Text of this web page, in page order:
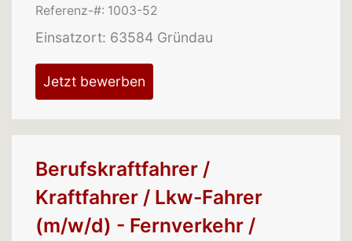
Referenz-#: 1003-52
Einsatzort: 63584 Gründau
Jetzt bewerben
Berufskraftfahrer /
Kraftfahrer / Lkw-Fahrer
(m/w/d) - Fernverkehr /